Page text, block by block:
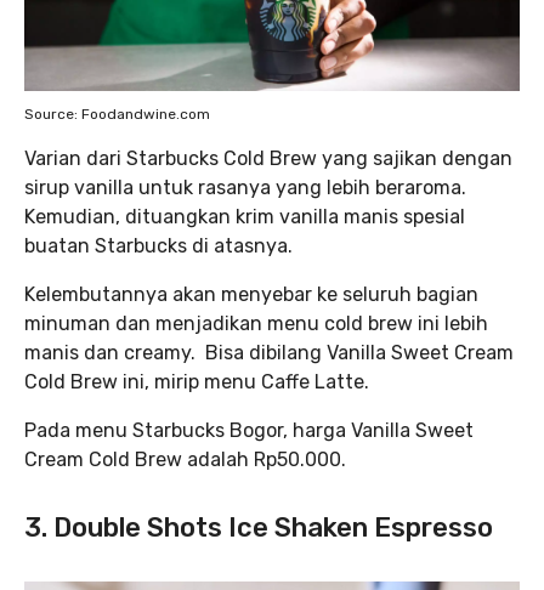
Source: Foodandwine.com
Varian dari Starbucks Cold Brew yang sajikan dengan
sirup vanilla untuk rasanya yang lebih beraroma.
Kemudian, dituangkan krim vanilla manis spesial
buatan Starbucks di atasnya.
Kelembutannya akan menyebar ke seluruh bagian
minuman dan menjadikan menu cold brew ini lebih
manis dan creamy. Bisa dibilang Vanilla Sweet Cream
Cold Brew ini, mirip menu Caffe Latte.
Pada menu Starbucks Bogor, harga Vanilla Sweet
Cream Cold Brew adalah Rp50.000.
3. Double Shots Ice Shaken Espresso